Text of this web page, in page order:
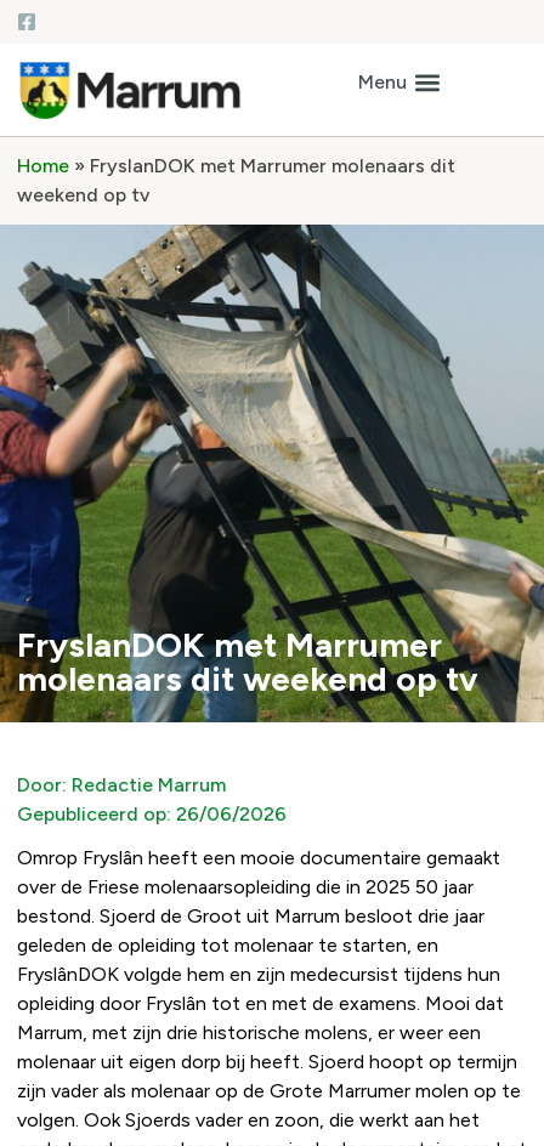
Home » FryslanDOK met Marrumer molenaars dit
weekend op tv
FryslanDOK met Marrumer
molenaars dit weekend op tv
Door: Redactie Marrum
Gepubliceerd op: 26/06/2026
Omrop Fryslân heeft een mooie documentaire gemaakt
over de Friese molenaarsopleiding die in 2025 50 jaar
bestond. Sjoerd de Groot uit Marrum besloot drie jaar
geleden de opleiding tot molenaar te starten, en
FryslânDOK volgde hem en zijn medecursist tijdens hun
opleiding door Fryslân tot en met de examens. Mooi dat
Marrum, met zijn drie historische molens, er weer een
molenaar uit eigen dorp bij heeft. Sjoerd hoopt op termijn
zijn vader als molenaar op de Grote Marrumer molen op te
volgen. Ook Sjoerds vader en zoon, die werkt aan het